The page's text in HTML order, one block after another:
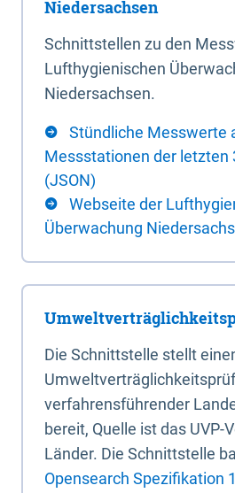
Niedersachsen
Schnittstellen zu den
Lufthygienischen
Niedersachsen.
Stündliche Messwerte
Messstationen der letzten
(JSON)
Webseite der
Überwachung
Die Schnittstelle stellt
verfahrensführender
bereit, Quelle ist das UVP-
Länder. Die Schnittstelle
Opensearch Spezifikation